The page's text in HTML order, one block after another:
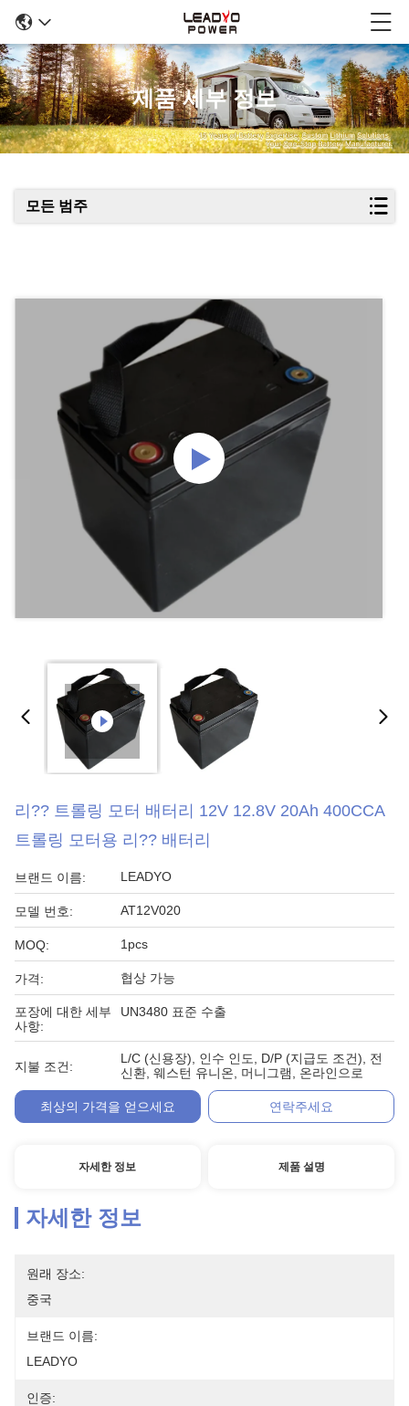
제품 세부 정보
모든 범주
리?? 트롤링 모터 배터리 12V 12.8V 20Ah 400CCA
트롤링 모터용 리?? 배터리
브랜드 이름: LEADYO
모델 번호: AT12V020
MOQ: 1pcs
가격: 협상 가능
포장에 대한 세부
사항:
UN3480 표준 수출
지불 조건:
L/C (신용장), 인수 인도, D/P (지급도 조건), 전
신환, 웨스턴 유니온, 머니그램, 온라인으로
최상의 가격을 얻으세요 연락주세요
자세한 정보 제품 설명
자세한 정보
원래 장소:
중국
브랜드 이름:
LEADYO
인증: